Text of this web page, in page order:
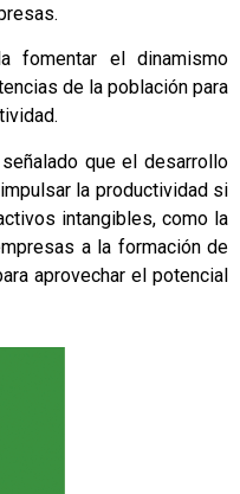
fomentar el dinamismo
de la población para
que el desarrollo
la productividad si
intangibles, como la
a la formación de
aprovechar el potencial